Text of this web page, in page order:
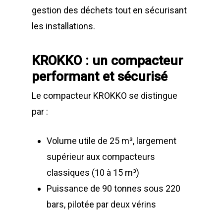
gestion des déchets tout en sécurisant
les installations.
KROKKO : un compacteur
performant et sécurisé
Le compacteur KROKKO se distingue
par :
Volume utile de 25 m³, largement
supérieur aux compacteurs
classiques (10 à 15 m³)
Puissance de 90 tonnes sous 220
bars, pilotée par deux vérins